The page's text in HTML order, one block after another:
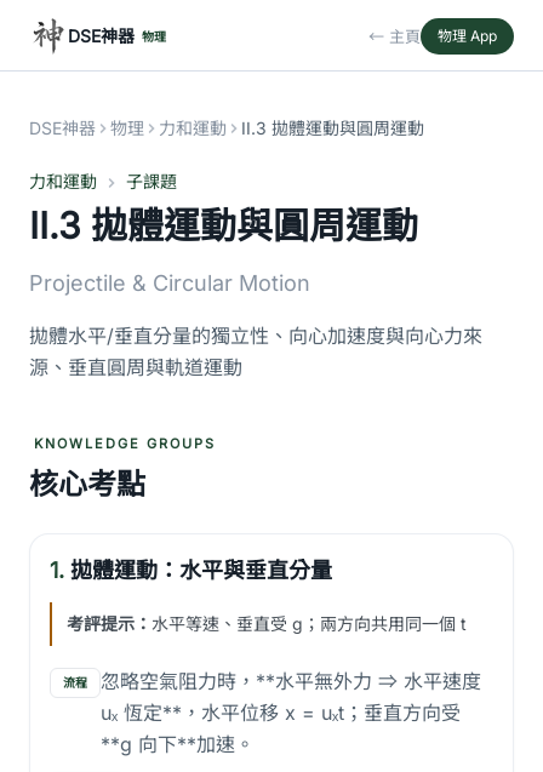
DSE神器 物理 ← 主頁 物理 App
DSE神器 物理 力和運動 II.3 拋體運動與圓周運動
力和運動 子課題
II.3 拋體運動與圓周運動
Projectile & Circular Motion
拋體水平/垂直分量的獨立性、向心加速度與向心力來
源、垂直圓周與軌道運動
KNOWLEDGE GROUPS
核心考點
1. 拋體運動：水平與垂直分量
考評提示： 水平等速、垂直受 g；兩方向共用同一個 t
流程
忽略空氣阻力時，**水平無外力 ⇒ 水平速度
uₓ 恆定**，水平位移 x = uₓt；垂直方向受
**g 向下**加速。